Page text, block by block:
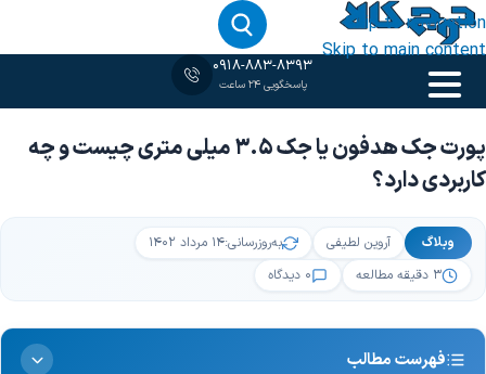
Skip to navigation
Skip to main content
0918-883-8393
پاسخگویی 24 ساعت
‹وبلاگ
پورت جک هدفون یا جک ۳.۵ میلی متری چیست و چه
کاربردی دارد؟
وبلاگ آروین لطیفی به‌روزرسانی:۱۴ مرداد ۱۴۰۲
۳ دقیقه مطالعه
۰ دیدگاه
فهرست مطالب